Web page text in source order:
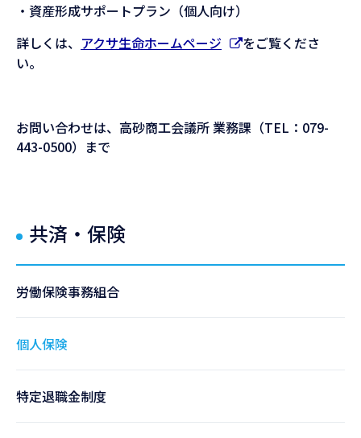
・資産形成サポートプラン（個人向け）
詳しくは、 アクサ生命ホームページ
をご覧くださ
い。
お問い合わせは、高砂商工会議所 業務課（TEL：079-
443-0500）まで
共済・保険
労働保険事務組合
個人保険
特定退職金制度